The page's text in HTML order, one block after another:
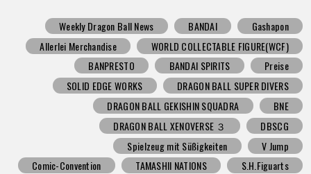
Weekly Dragon Ball News BANDAI
Gashapon
Allerlei Merchandise
WORLD COLLECTABLE FIGURE(WCF)
BANPRESTO
BANDAI SPIRITS
Preise
SOLID EDGE WORKS
DRAGON BALL SUPER DIVERS
DRAGON BALL GEKISHIN SQUADRA
BNE
DRAGON BALL XENOVERSE ３
DBSCG
Spielzeug mit Süßigkeiten
V Jump
Comic-Convention
TAMASHII NATIONS
S.H.Figuarts